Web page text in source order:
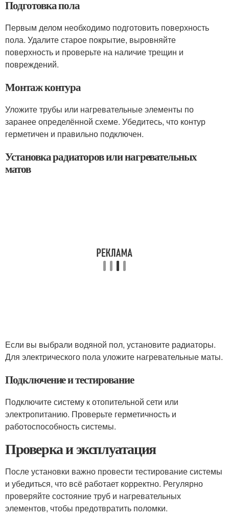
Подготовка пола
Первым делом необходимо подготовить поверхность
пола. Удалите старое покрытие, выровняйте
поверхность и проверьте на наличие трещин и
повреждений.
Монтаж контура
Уложите трубы или нагревательные элементы по
заранее определённой схеме. Убедитесь, что контур
герметичен и правильно подключен.
Установка радиаторов или нагревательных
матов
Если вы выбрали водяной пол, установите радиаторы.
Для электрического пола уложите нагревательные маты.
Подключение и тестирование
Подключите систему к отопительной сети или
электропитанию. Проверьте герметичность и
работоспособность системы.
Проверка и эксплуатация
После установки важно провести тестирование системы
и убедиться, что всё работает корректно. Регулярно
проверяйте состояние труб и нагревательных
элементов, чтобы предотвратить поломки.